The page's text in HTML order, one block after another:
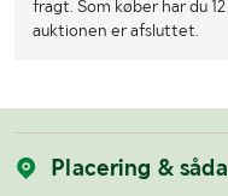
fragt. Som køber har du
auktionen er afsluttet.
Placering &